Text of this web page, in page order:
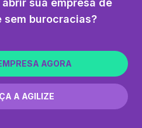
sua empresa de
sem burocracias?
AGORA
A AGILIZE